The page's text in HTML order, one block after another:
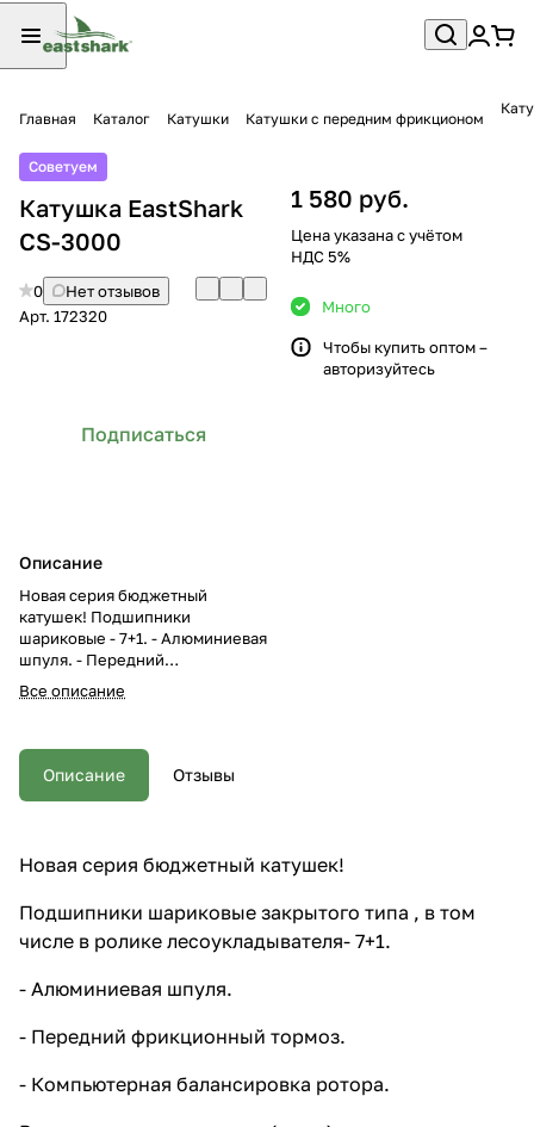
Главная Каталог Катушки Катушки с передним фрикционом
Советуем
Катушка EastShark
CS-3000
0
Нет отзывов
Арт. 172320
Подписаться
Описание
Новая серия бюджетный
катушек! Подшипники
шариковые - 7+1. - Алюминиевая
шпуля. - Передний
фрикционный тормоз. -
Компьютерная балансировка
вес (мм-м): 3000 0,20-160 0,24-
120 0,26-100 228 гр.
Передаточное отношение 5,2:1.
Все описание
1 580 руб.
Цена указана с учётом
НДС 5%
Много
Чтобы купить оптом –
авторизуйтесь
Описание Отзывы
Новая серия бюджетный катушек!
Подшипники шариковые закрытого типа , в том
числе в ролике лесоукладывателя- 7+1.
- Алюминиевая шпуля.
- Передний фрикционный тормоз.
- Компьютерная балансировка ротора.